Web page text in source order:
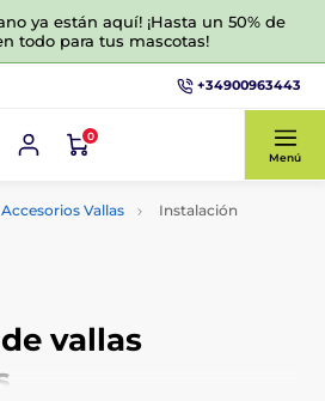
ya están aquí! ¡Hasta un 50% de
todo para tus mascotas!
+34900963443
0
Menú
Accesorios Vallas Instalación
vallas